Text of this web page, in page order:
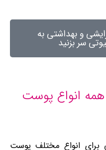
و بهداشتی به
سر بزنید
همه انواع پوست
برای انواع مختلف پوست